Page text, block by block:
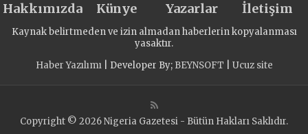
Hakkımızda Künye Yazarlar İletişim
Kaynak belirtmeden ve izin almadan haberlerin kopyalanması
yasaktır.
Haber Yazılımı| Developer By; BEYNSOFT Ucuz site
Copyright © 2026 Nigeria Gazetesi - Bütün Hakları Saklıdır.